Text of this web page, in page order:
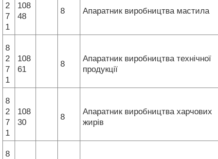
2
7
1
108
48
8 Апаратник виробництва мастила
8
2
7
1
108
61
8
Апаратник виробництва технічної
продукції
8
2
7
1
108
30
8
Апаратник виробництва харчових
жирів
8